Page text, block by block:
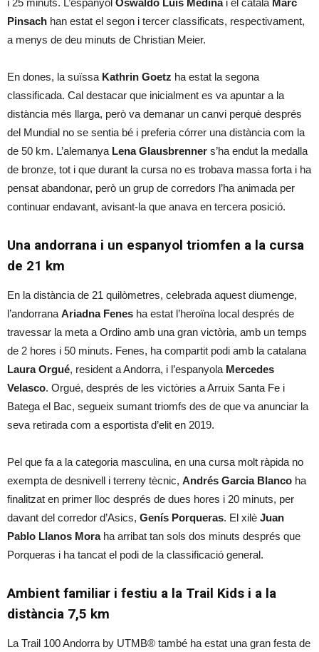
i 25 minuts. L’espanyol Oswaldo Luis Medinai el català Marc
Pinsach han estat el segon i tercer classificats, respectivament,
a menys de deu minuts de Christian Meier.
En dones, la suïssa Kathrin Goetz ha estat la segona
classificada. Cal destacar que inicialment es va apuntar a la
distància més llarga, però va demanar un canvi perquè després
del Mundial no se sentia bé i preferia córrer una distància com la
de 50 km. L’alemanya Lena Glausbrenner s’ha endut la medalla
de bronze, tot i que durant la cursa no es trobava massa forta i ha
pensat abandonar, però un grup de corredors l’ha animada per
continuar endavant, avisant-la que anava en tercera posició.
Una andorrana i un espanyol triomfen a la cursa
de 21 km
En la distància de 21 quilòmetres, celebrada aquest diumenge,
l’andorranaAriadna Fenes ha estat l’heroïna local després de
travessar la meta a Ordino amb una gran victòria, amb un temps
de 2 hores i 50 minuts. Fenes, ha compartit podi amb la catalana
Laura Orgué, resident a Andorra, i l’espanyola Mercedes
Velasco. Orgué, després de les victòries a Arruix Santa Fe i
Batega el Bac, segueix sumant triomfs des de que va anunciar la
seva retirada com a esportista d’elit en 2019.
Pel que fa a la categoria masculina, en una cursa molt ràpida no
exempta de desnivell i terreny tècnic, Andrés Garcia Blanco ha
finalitzat en primer lloc després de dues hores i 20 minuts, per
davant del corredor d’Asics, Genís Porqueras. El xilè Juan
Pablo Llanos Moraha arribat tan sols dos minuts després que
Porqueras i ha tancat el podi de la classificació general.
Ambient familiar i festiu a la Trail Kids i a la
distància 7,5 km
La Trail 100 Andorra by UTMB® també ha estat una gran festa de